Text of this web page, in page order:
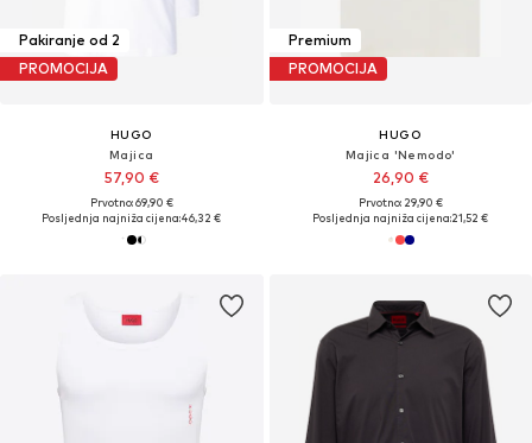
Pakiranje od 2
PROMOCIJA
HUGO
Majica
57,90 €
Prvotno: 69,90 €
Posljednja najniža cijena:46,32 €
Premium
PROMOCIJA
HUGO
Majica 'Nemodo'
26,90 €
Prvotno: 29,90 €
Posljednja najniža cijena:21,52 €